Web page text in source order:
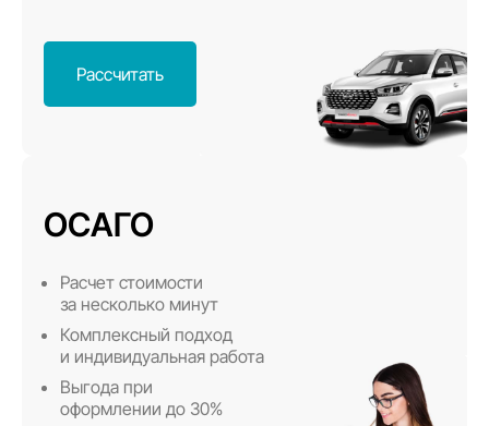
Рассчитать
ОСАГО
Расчет стоимости
за несколько минут
Комплексный подход
и индивидуальная работа
Выгода при
оформлении до 30%